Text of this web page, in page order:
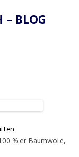
– BLOG
% er Baumwolle,